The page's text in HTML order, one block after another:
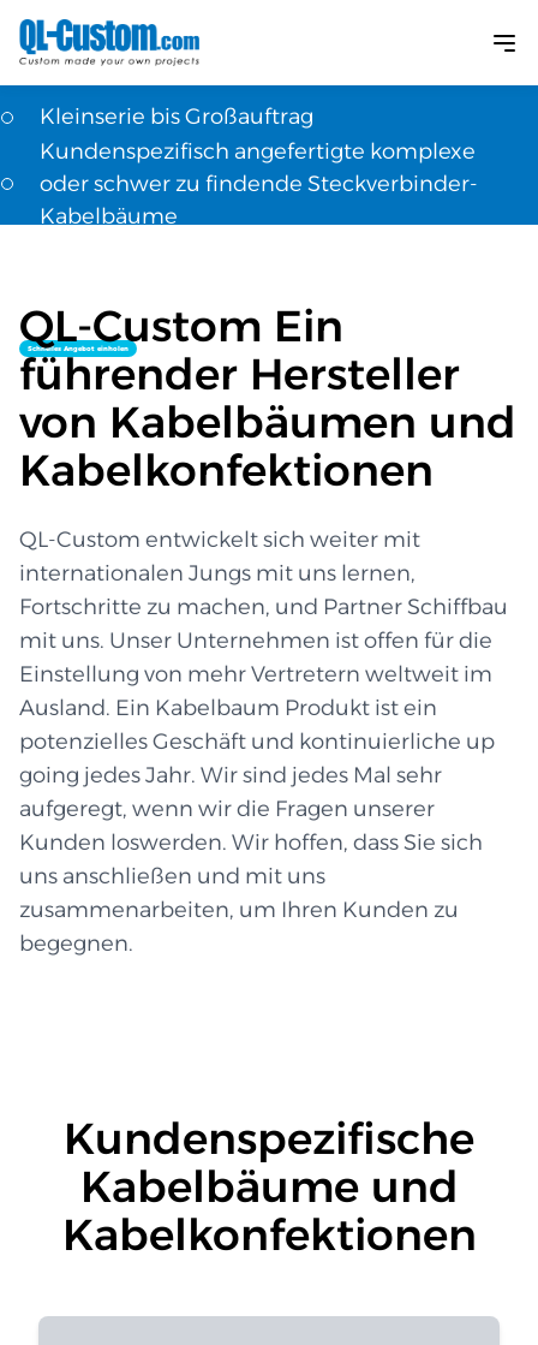
QL-Custom verpflichtet sich, OEM & ODM
Kabelbäume herzustellen
Kleinserie bis Großauftrag
Kundenspezifisch angefertigte komplexe
oder schwer zu findende Steckverbinder-
Kabelbäume
Schnelles Angebot einholen
QL-Custom Ein
führender Hersteller
von Kabelbäumen und
Kabelkonfektionen
QL-Custom entwickelt sich weiter mit
internationalen Jungs mit uns lernen,
Fortschritte zu machen, und Partner Schiffbau
mit uns. Unser Unternehmen ist offen für die
Einstellung von mehr Vertretern weltweit im
Ausland. Ein Kabelbaum Produkt ist ein
potenzielles Geschäft und kontinuierliche up
going jedes Jahr. Wir sind jedes Mal sehr
aufgeregt, wenn wir die Fragen unserer
Kunden loswerden. Wir hoffen, dass Sie sich
uns anschließen und mit uns
zusammenarbeiten, um Ihren Kunden zu
begegnen.
Kundenspezifische
Kabelbäume und
Kabelkonfektionen